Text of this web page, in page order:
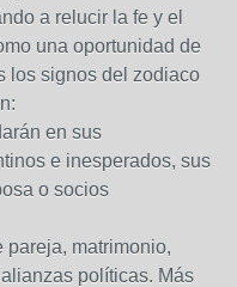
a relucir la fe y el
una oportunidad de
los signos del zodiaco
en sus
e inesperados, sus
o socios
pareja, matrimonio,
políticas. Más